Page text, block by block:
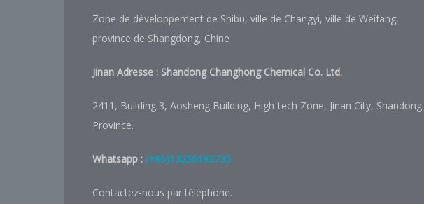
Zone de développement de Shibu, ville de Changyi, ville de Weifang,
province de Shangdong, Chine
Jinan Adresse : Shandong Changhong Chemical Co. Ltd.
2411, Building 3, Aosheng Building, High-tech Zone, Jinan City, Shandong
Province.
Whatsapp : (+86)13256193735
Contactez-nous par téléphone.